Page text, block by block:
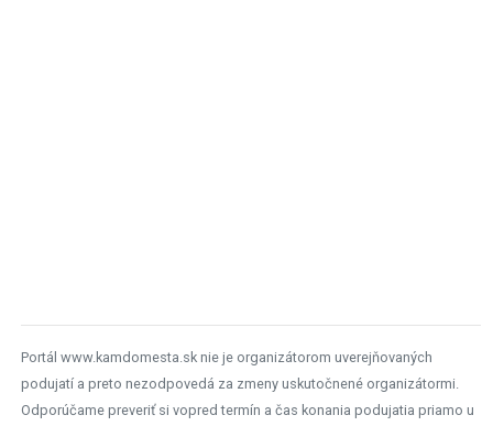
Portál www.kamdomesta.sk nie je organizátorom uverejňovaných
podujatí a preto nezodpovedá za zmeny uskutočnené organizátormi.
Odporúčame preveriť si vopred termín a čas konania podujatia priamo u